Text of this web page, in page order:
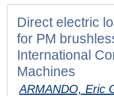
Direct electric
for PM
International
Machines
ARMANDO, Eric